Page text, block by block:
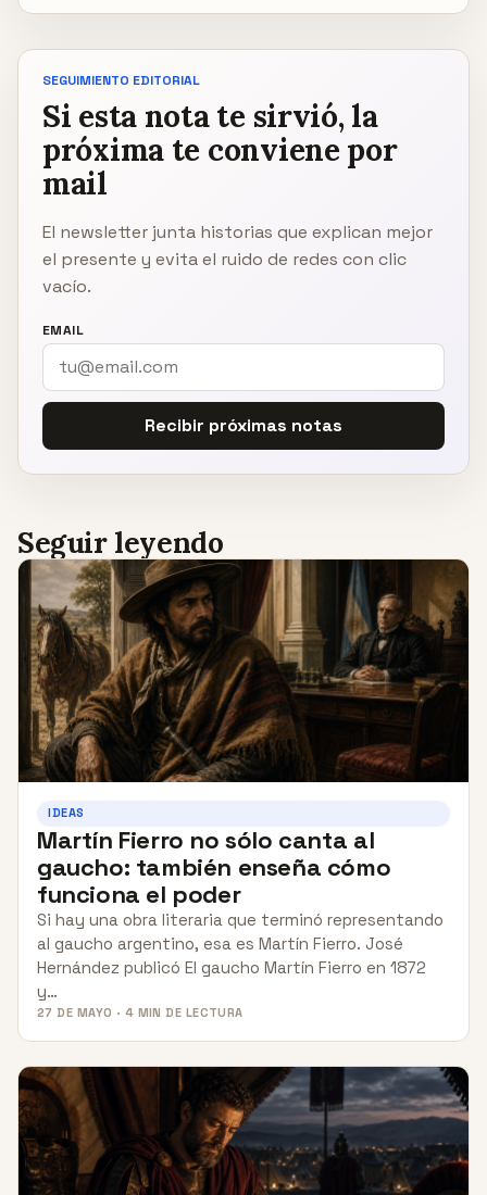
SEGUIMIENTO EDITORIAL
Si esta nota te sirvió, la
próxima te conviene por
mail
El newsletter junta historias que explican mejor
el presente y evita el ruido de redes con clic
vacío.
EMAIL
Recibir próximas notas
Seguir leyendo
IDEAS
Martín Fierro no sólo canta al
gaucho: también enseña cómo
funciona el poder
Si hay una obra literaria que terminó representando
al gaucho argentino, esa es Martín Fierro. José
Hernández publicó El gaucho Martín Fierro en 1872
y…
27 DE MAYO · 4 MIN DE LECTURA